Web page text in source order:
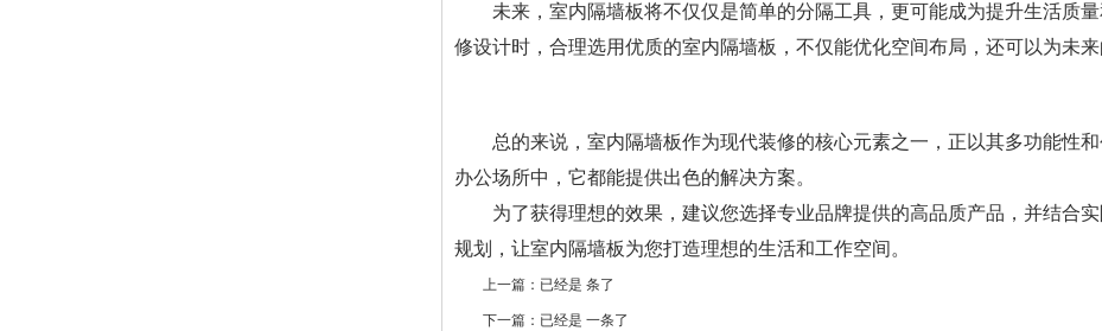
未来，室内隔墙板将不仅仅是简单的分隔工具，更可能成为提升生活质
修设计时，合理选用优质的室内隔墙板，不仅能优化空间布局，还可以为未来
总的来说，室内隔墙板作为现代装修的核心元素之一，正以其多功能性
办公场所中，它都能提供出色的解决方案。
为了获得理想的效果，建议您选择专业品牌提供的高品质产品，并结合
规划，让室内隔墙板为您打造理想的生活和工作空间。
上一篇：已经是 条了
下一篇：已经是 一条了